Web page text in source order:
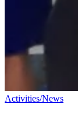
Activities/News